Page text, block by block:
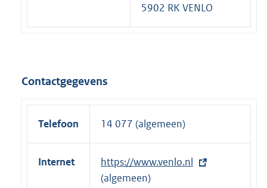
5902 RK VENLO
Contactgegevens
Telefoon 14 077 (algemeen)
Internet
E
x
https://www.venlo.nl
(algemeen)